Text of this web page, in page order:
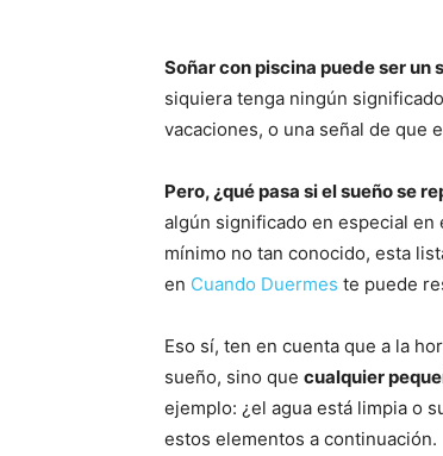
Soñar con piscina puede ser
siquiera tenga ningún
vacaciones, o una señal de que
Pero, ¿qué pasa si el sueño se
algún significado en especial en
mínimo no tan conocido, esta
en Cuando Duermes te puede
Eso sí, ten en cuenta que a la
sueño, sino que cualquier
ejemplo: ¿el agua está limpia o
estos elementos a continuación.